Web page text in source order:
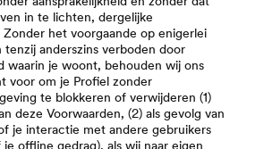
in te lichten, dergelijke
het voorgaande op enigerlei
anderszins verboden door
waarin je woont, behouden wij ons
voor om je Profiel zonder
te blokkeren of verwijderen (1)
deze Voorwaarden, (2) als gevolg van
je interactie met andere gebruikers
offline gedrag), als wij naar eigen